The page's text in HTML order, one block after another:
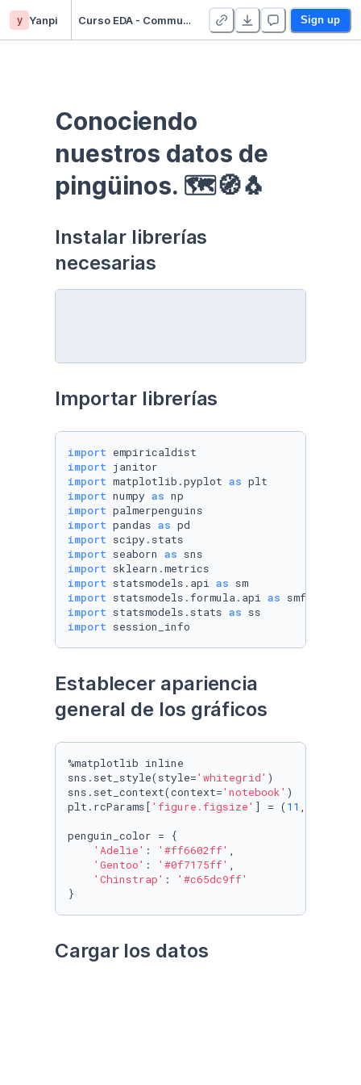
y Yanpi Curso EDA - Communication - Duplicate Sign up
Conociendo
nuestros datos de
pingüinos. 🗺🧭🐧
Instalar librerías
necesarias
Importar librerías
import
import
import matplotlib.pyplot as
import numpy as
import
import pandas as
import
import seaborn as
import
import statsmodels.api as
import statsmodels.formula.api as
import statsmodels.stats as
import session_info
Establecer apariencia
general de los gráficos
%matplotlib inline
sns.set_style(style='whitegrid' )
sns.set_context(context='notebook' )
plt.rcParams[ 'figure.figsize' ] = ( 11 ,
penguin_color = {
'Adelie' : '#ff6602ff' ,
'Gentoo' : '#0f7175ff' ,
'Chinstrap' :
'#c65dc9ff'
}
Cargar los datos